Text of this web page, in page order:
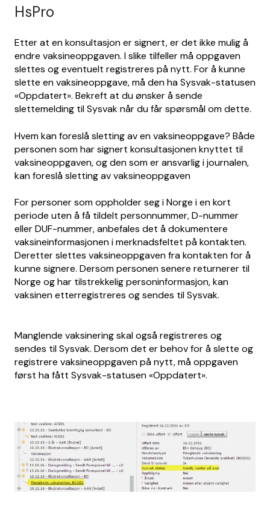
HsPro
Etter at en konsultasjon er signert, er det ikke mulig å
endre vaksineoppgaven. I slike tilfeller må oppgaven
slettes og eventuelt registreres på nytt. For å kunne
slette en vaksineoppgave, må den ha Sysvak-statusen
«Oppdatert». Bekreft at du ønsker å sende
slettemelding til Sysvak når du får spørsmål om dette.
Hvem kan foreslå sletting av en vaksineoppgave? Både
personen som har signert konsultasjonen knyttet til
vaksineoppgaven, og den som er ansvarlig i journalen,
kan foreslå sletting av vaksineoppgaven
For personer som oppholder seg i Norge i en kort
periode uten å få tildelt personnummer, D-nummer
eller DUF-nummer, anbefales det å dokumentere
vaksineinformasjonen i merknadsfeltet på kontakten.
Deretter slettes vaksineoppgaven fra kontakten for å
kunne signere. Dersom personen senere returnerer til
Norge og har tilstrekkelig personinformasjon, kan
vaksinen etterregistreres og sendes til Sysvak.
Manglende vaksinering skal også registreres og
sendes til Sysvak. Dersom det er behov for å slette og
registrere vaksineoppgaven på nytt, må oppgaven
først ha fått Sysvak-statusen «Oppdatert».